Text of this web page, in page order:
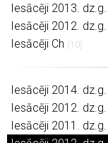
Iesācēji 2013.
Iesācēji 2012. dz.g.
Iesācēji Ch (10)
Iesācēji 2014.
Iesācēji 2012.
Iesācēji 2011.